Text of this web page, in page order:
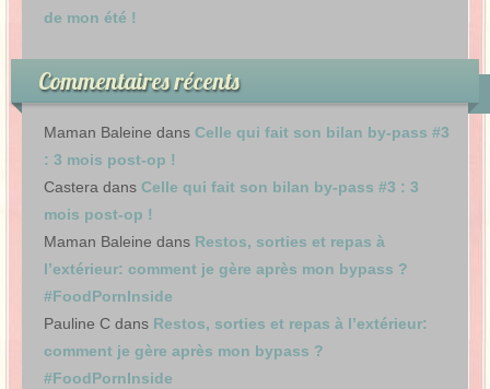
de mon été !
Commentaires récents
Maman Baleine dans Celle qui fait son bilan by-pass #3
: 3 mois post-op !
Castera dans Celle qui fait son bilan by-pass #3 : 3
mois post-op !
Maman Baleine dans Restos, sorties et repas à
l’extérieur: comment je gère après mon bypass ?
#FoodPornInside
Pauline C dans Restos, sorties et repas à l’extérieur:
comment je gère après mon bypass ?
#FoodPornInside